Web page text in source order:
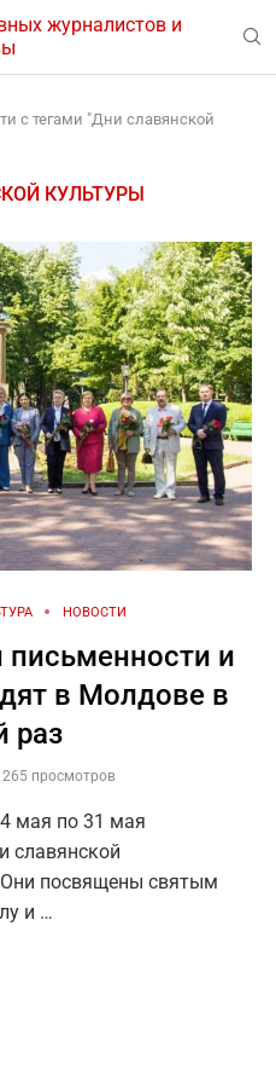
журналистов и
с тегами "Дни славянской
КУЛЬТУРЫ
НОВОСТИ
и
в Молдове в
раз
265 просмотров
мая по 31 мая
славянской
посвящены святым
и …